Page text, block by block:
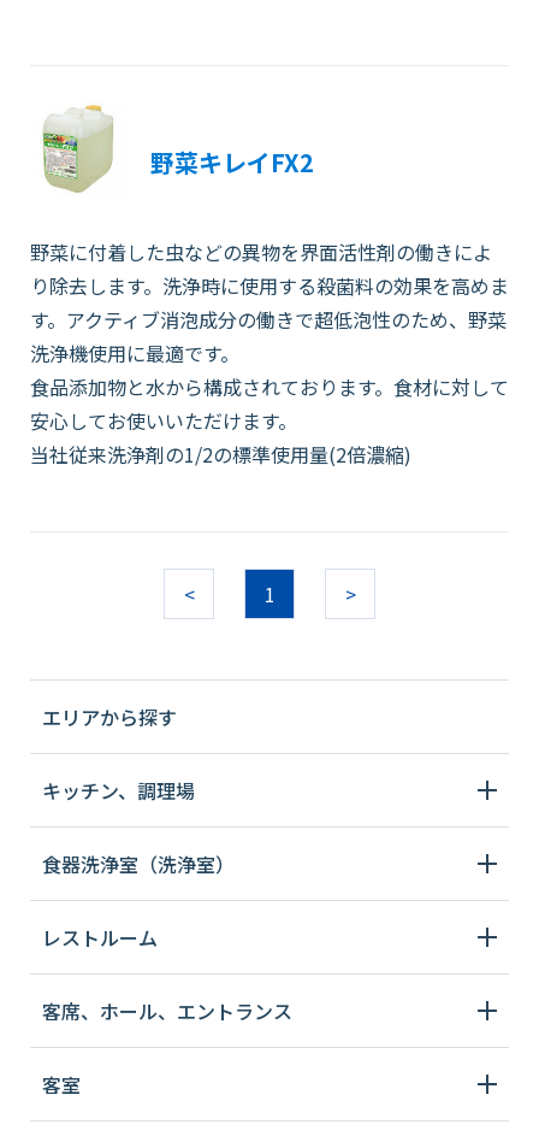
野菜キレイFX2
野菜に付着した虫などの異物を界面活性剤の働きによ
り除去します。洗浄時に使用する殺菌料の効果を高めま
す。アクティブ消泡成分の働きで超低泡性のため、野菜
洗浄機使用に最適です。
食品添加物と水から構成されております。食材に対して
安心してお使いいただけます。
当社従来洗浄剤の1/2の標準使用量(2倍濃縮)
< 1 >
エリアから探す
キッチン、調理場
食器洗浄室（洗浄室）
レストルーム
客席、ホール、エントランス
客室